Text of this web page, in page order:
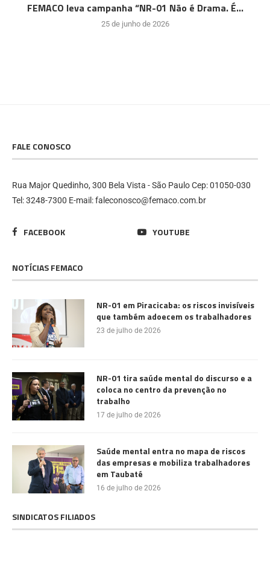
FEMACO leva campanha “NR-01 Não é Drama. É...
25 de junho de 2026
FALE CONOSCO
Rua Major Quedinho, 300 Bela Vista - São Paulo Cep: 01050-030
Tel: 3248-7300 E-mail: faleconosco@femaco.com.br
FACEBOOK YOUTUBE
NOTÍCIAS FEMACO
NR-01 em Piracicaba: os riscos invisíveis
que também adoecem os trabalhadores
23 de julho de 2026
NR-01 tira saúde mental do discurso e a
coloca no centro da prevenção no
trabalho
17 de julho de 2026
Saúde mental entra no mapa de riscos
das empresas e mobiliza trabalhadores
em Taubaté
16 de julho de 2026
SINDICATOS FILIADOS